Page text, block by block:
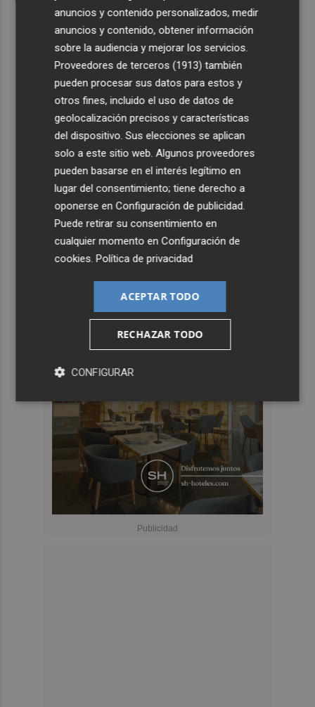
anuncios y contenido personalizados, medir
anuncios y contenido, obtener información
sobre la audiencia y mejorar los servicios.
Proveedores de terceros (1913) también
pueden procesar sus datos para estos y
otros fines, incluido el uso de datos de
geolocalización precisos y características
del dispositivo. Sus elecciones se aplican
solo a este sitio web. Algunos proveedores
pueden basarse en el interés legítimo en
lugar del consentimiento; tiene derecho a
oponerse enConfiguración de publicidad.
Puede retirar su consentimiento en
cualquier momento enConfiguración de
cookies.Política de privacidad
ACEPTAR TODO
RECHAZAR TODO
CONFIGURAR